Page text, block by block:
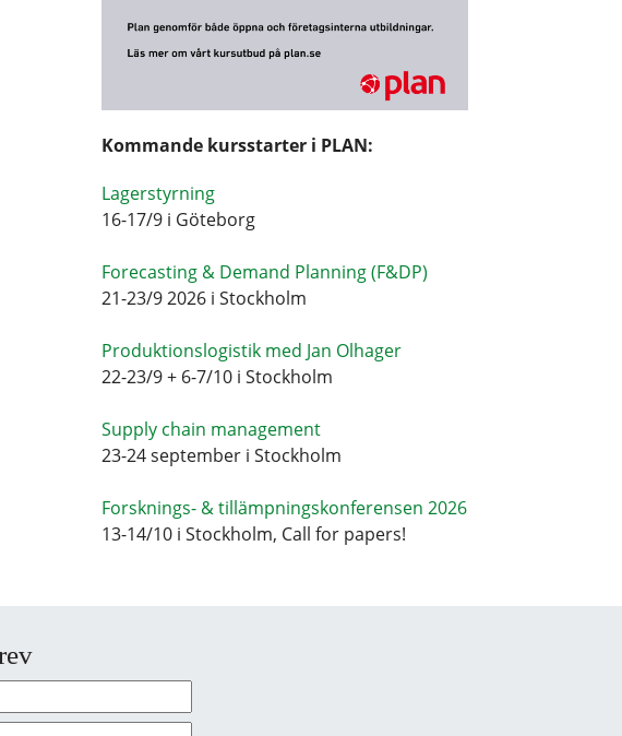
Kommande kursstarter i PLAN:
Lagerstyrning
16-17/9 i Göteborg
Forecasting & Demand Planning (F&DP)
21-23/9 2026 i Stockholm
Produktionslogistik med Jan Olhager
22-23/9 + 6-7/10 i Stockholm
Supply chain management
23-24 september i Stockholm
Forsknings- & tillämpningskonferensen 2026
13-14/10 i Stockholm, Call for papers!